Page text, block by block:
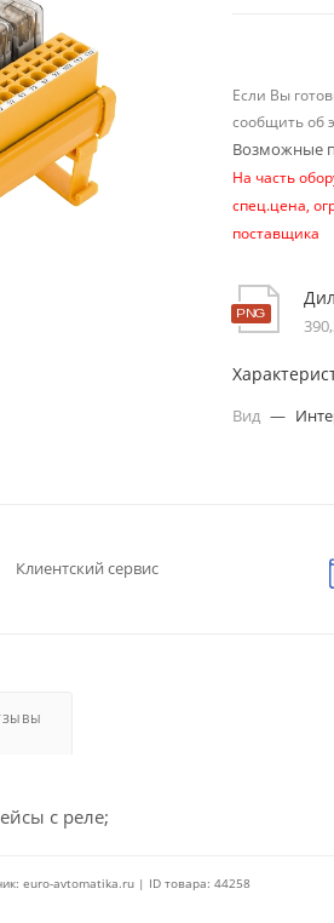
Если Вы
сообщить об
Возможные
На часть
спец.цена,
поставщика
Вид —
Клиентский сервис
с реле;
euro-avtomatika.ru | ID товара: 44258